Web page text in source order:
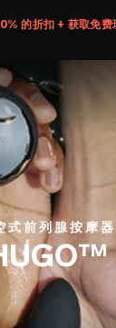
的折扣 + 获取免费
式前列腺按摩器